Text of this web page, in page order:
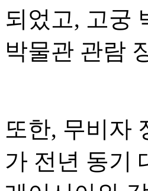
되었고, 고궁
박물관 관람
또한, 무비자
가 전년 동기